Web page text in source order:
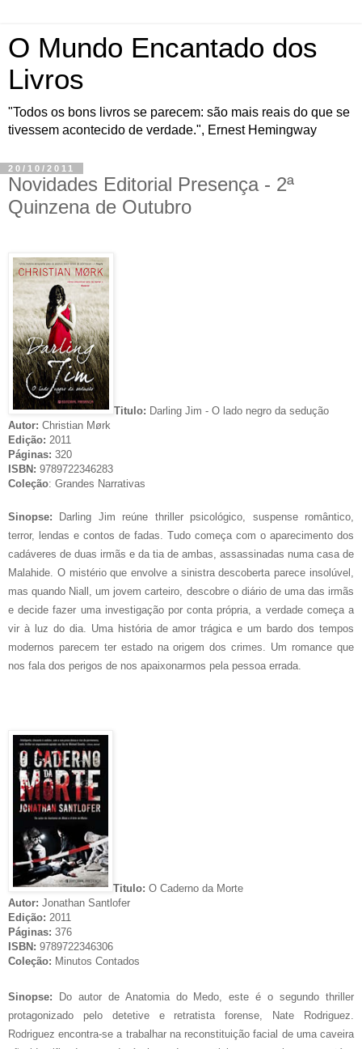
O Mundo Encantado dos
Livros
"Todos os bons livros se parecem: são mais reais do que se
tivessem acontecido de verdade.", Ernest Hemingway
20/10/2011
Novidades Editorial Presença - 2ª
Quinzena de Outubro
Titulo: Darling Jim - O lado negro da sedução
Autor: Christian Mørk
Edição: 2011
Páginas: 320
ISBN: 9789722346283
Coleção: Grandes Narrativas
Sinopse: Darling Jim reúne thriller psicológico, suspense romântico,
terror, lendas e contos de fadas. Tudo começa com o aparecimento dos
cadáveres de duas irmãs e da tia de ambas, assassinadas numa casa de
Malahide. O mistério que envolve a sinistra descoberta parece insolúvel,
mas quando Niall, um jovem carteiro, descobre o diário de uma das irmãs
e decide fazer uma investigação por conta própria, a verdade começa a
vir à luz do dia. Uma história de amor trágica e um bardo dos tempos
modernos parecem ter estado na origem dos crimes. Um romance que
nos fala dos perigos de nos apaixonarmos pela pessoa errada.
Titulo: O Caderno da Morte
Autor: Jonathan Santlofer
Edição: 2011
Páginas: 376
ISBN: 9789722346306
Coleção: Minutos Contados
Sinopse:
Do autor de Anatomia do Medo, este é o segundo thriller
protagonizado pelo detetive e retratista forense, Nate Rodriguez.
Rodriguez encontra-se a trabalhar na reconstituição facial de uma caveira